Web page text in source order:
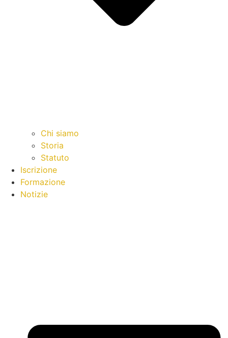
Chi siamo
Storia
Statuto
Iscrizione
Formazione
Notizie